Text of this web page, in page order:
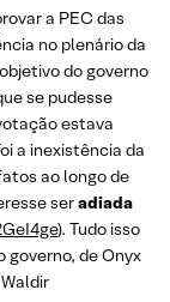
a PEC das
no plenário da
do governo
se pudesse
estava
a inexistência da
ao longo de
seradiada
). Tudo isso
governo, de Onyx